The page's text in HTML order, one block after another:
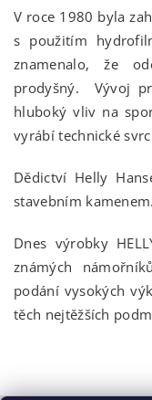
V roce 1980 byla
s použitím
znamenalo, že
prodyšný. Vývoj
hluboký vliv na
vyrábí technické
Dědictví Helly
stavebním kamenem.
Dnes výrobky
známých
podání vysokých
těch nejtěžších